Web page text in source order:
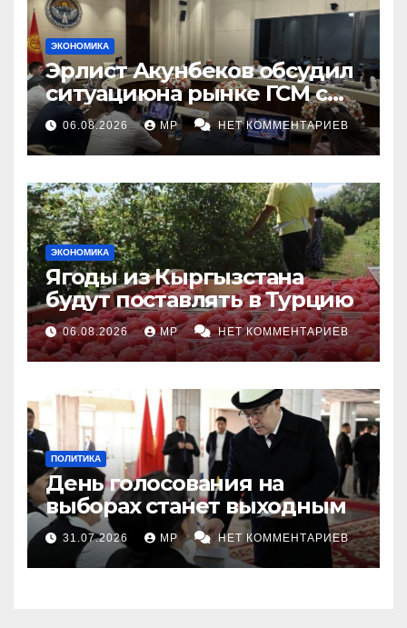
ЭКОНОМИКА
Эрлист Акунбеков обсудил
ситуациюна рынке ГСМ с
топливными компаниями
06.08.2026 MP НЕТ КОММЕНТАРИЕВ
ЭКОНОМИКА
Ягоды из Кыргызстана
будут поставлять в Турцию
06.08.2026 MP НЕТ КОММЕНТАРИЕВ
ПОЛИТИКА
День голосования на
выборах станет выходным
31.07.2026 MP НЕТ КОММЕНТАРИЕВ